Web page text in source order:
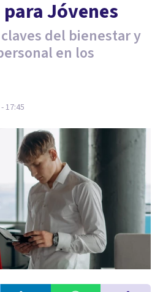
Jóvenes
del bienestar y
en los
17:45